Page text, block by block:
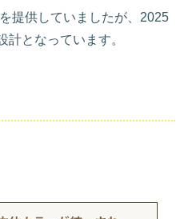
提供していましたが、2025
計となっています。